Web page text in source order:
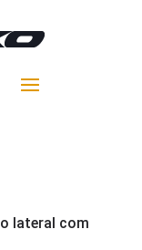
lateral com